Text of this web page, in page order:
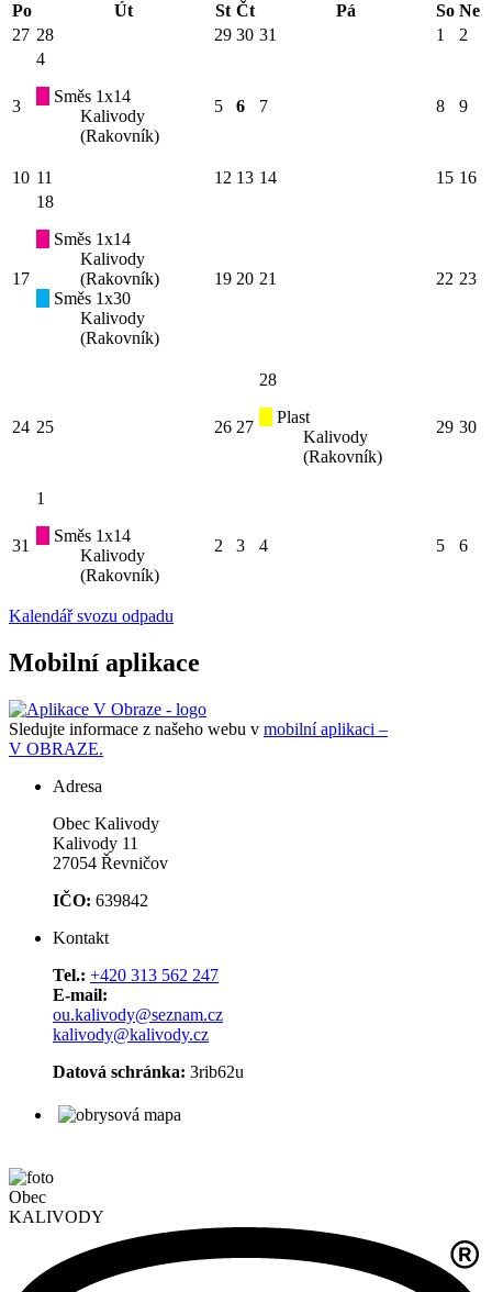
Po
Út St Čt Pá So Ne
27 28 29 30 31 1 2
3
4
Směs 1x14
Kalivody
(Rakovník)
5 6 7 8 9
10 11 12 13 14 15 16
17
18
Směs 1x14
Kalivody
(Rakovník)
Směs 1x30
Kalivody
(Rakovník)
19 20 21 22 23
24 25 26 27
28
Plast
Kalivody
(Rakovník)
29 30
31
1
Směs 1x14
Kalivody
(Rakovník)
2 3 4 5 6
Kalendář svozu odpadu
Mobilní aplikace
Sledujte informace z našeho webu v mobilní aplikaci –
V OBRAZE.
Adresa
Obec Kalivody
Kalivody 11
27054 Řevničov
IČO: 639842
Kontakt
Tel.: +420 313 562 247
E-mail:
ou.kalivody@seznam.cz
kalivody@kalivody.cz
Datová schránka: 3rib62u
Obec
KALIVODY